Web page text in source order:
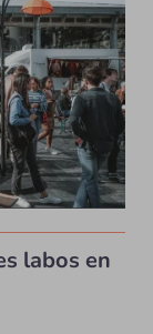
labos en